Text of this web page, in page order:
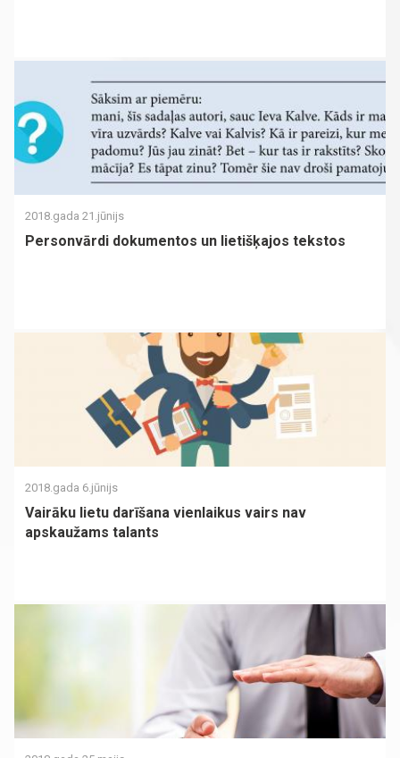
2018.gada 21.jūnijs
Personvārdi dokumentos un lietišķajos tekstos
2018.gada 6.jūnijs
Vairāku lietu darīšana vienlaikus vairs nav
apskaužams talants